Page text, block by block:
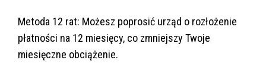
Metoda 12 rat: Możesz poprosić urząd o rozłożenie
płatności na 12 miesięcy, co zmniejszy Twoje
miesięczne obciążenie.